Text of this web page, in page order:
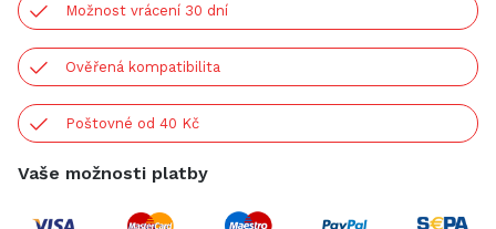
Možnost vrácení 30 dní
Ověřená kompatibilita
Poštovné od 40 Kč
Vaše možnosti platby